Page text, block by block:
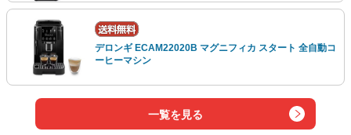
デロンギ ECAM22020B マグニフィカ スタート 全自動コ
ーヒーマシン
一覧を見る